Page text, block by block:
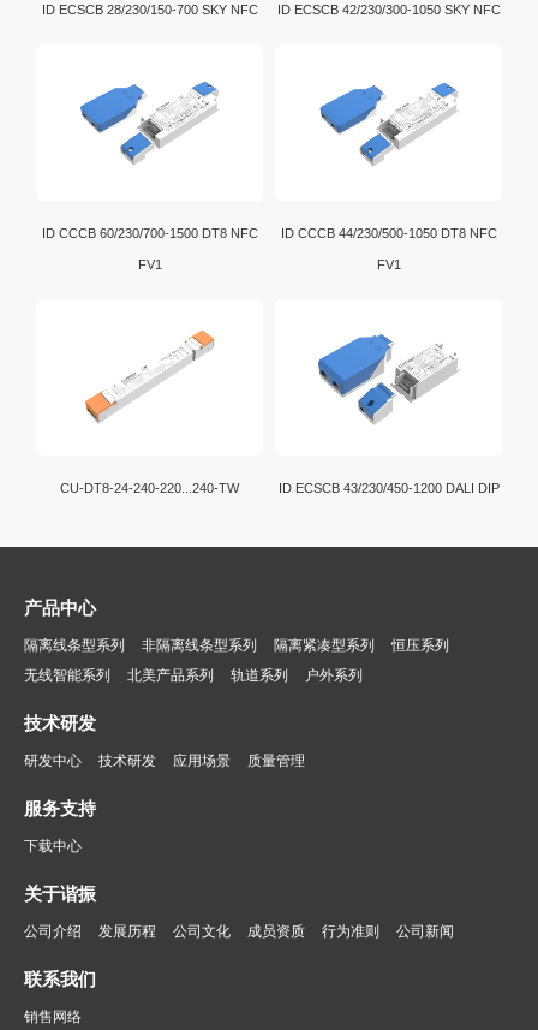
ID ECSCB 28/230/150-700 SKY NFC ID ECSCB 42/230/300-1050 SKY NFC
ID CCCB 60/230/700-1500 DT8 NFC
FV1
ID CCCB 44/230/500-1050 DT8 NFC
FV1
CU-DT8-24-240-220...240-TW ID ECSCB 43/230/450-1200 DALI DIP
产品中心
隔离线条型系列 非隔离线条型系列 隔离紧凑型系列
恒压系列
无线智能系列
北美产品系列 轨道系列 户外系列
技术研发
研发中心 技术研发 应用场景 质量管理
服务支持
下载中心
关于谐振
公司介绍 发展历程 公司文化 成员资质 行为准则 公司新闻
联系我们
销售网络